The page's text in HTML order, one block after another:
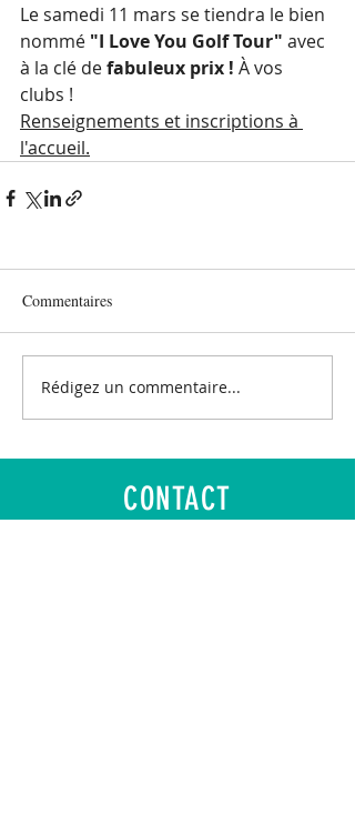
Le samedi 11 mars se tiendra le bien
nommé "I Love You Golf Tour" avec
à la clé de fabuleux prix ! À vos
clubs !
Renseignements et inscriptions à
l'accueil.
Commentaires
Rédigez un commentaire...
CONTACT